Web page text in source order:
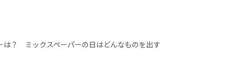
は？ ミックスペーパーの日はどんなものを出す